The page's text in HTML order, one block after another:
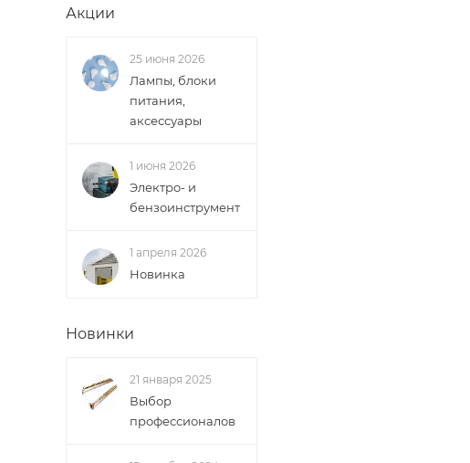
Акции
25 июня 2026
Лампы, блоки
питания,
аксессуары
1 июня 2026
Электро- и
бензоинструмент
1 апреля 2026
Новинка
Новинки
21 января 2025
Выбор
профессионалов